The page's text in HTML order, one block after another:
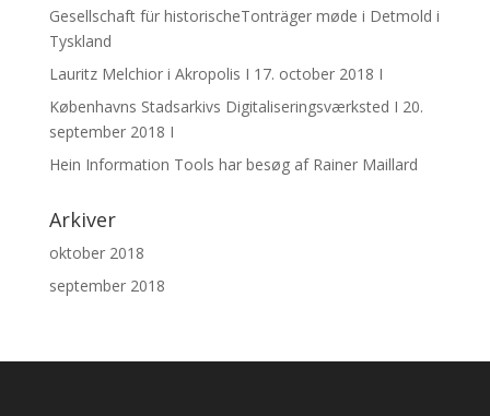
Gesellschaft für historischeTonträger møde i Detmold i
Tyskland
Lauritz Melchior i Akropolis I 17. october 2018 I
Københavns Stadsarkivs Digitaliseringsværksted I 20.
september 2018 I
Hein Information Tools har besøg af Rainer Maillard
Arkiver
oktober 2018
september 2018